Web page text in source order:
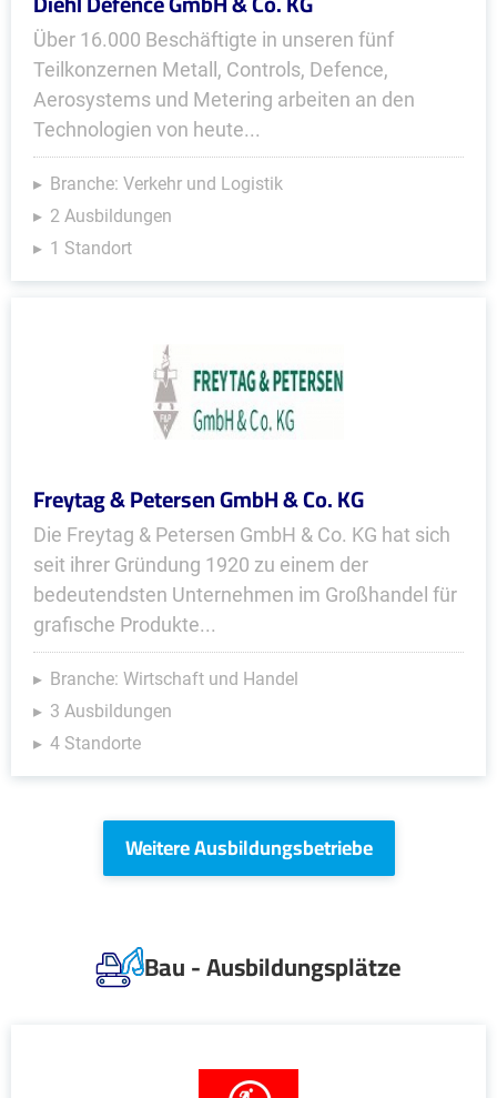
Über 16.000 Beschäftigte in unseren fünf
Teilkonzernen Metall, Controls, Defence,
Aerosystems und Metering arbeiten an den
Technologien von heute...
Branche: Verkehr und Logistik
2 Ausbildungen
1 Standort
Freytag & Petersen GmbH & Co. KG
Die Freytag & Petersen GmbH & Co. KG hat sich
seit ihrer Gründung 1920 zu einem der
bedeutendsten Unternehmen im Großhandel für
grafische Produkte...
Branche: Wirtschaft und Handel
3 Ausbildungen
4 Standorte
Weitere Ausbildungsbetriebe
Bau - Ausbildungsplätze